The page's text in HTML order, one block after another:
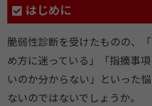
はじめに
脆弱性診断を受けたものの、
め方に迷っている」「指摘事
いのか分からない」といった
ないのではないでしょうか。